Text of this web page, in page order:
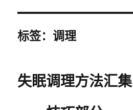
标签：调理
失眠调理方法汇集